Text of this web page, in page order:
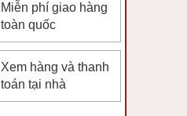
Miễn phí giao hàng
toàn quốc
Xem hàng và thanh
toán tại nhà